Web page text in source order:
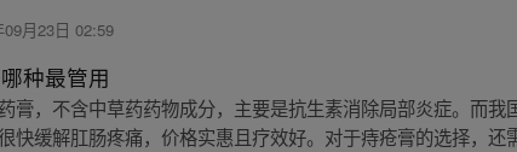
09月23日 02:59
种最管用
膏，不含中草药药物成分，主要是抗生素消除局部炎症。而
快缓解肛肠疼痛，价格实惠且疗效好。对于痔疮膏的选择，还